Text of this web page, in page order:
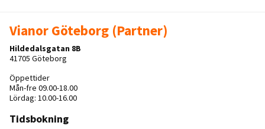
Vianor Göteborg (Partner)
Hildedalsgatan 8B
41705 Göteborg
Öppettider
Mån-fre 09.00-18.00
Lördag: 10.00-16.00
Tidsbokning